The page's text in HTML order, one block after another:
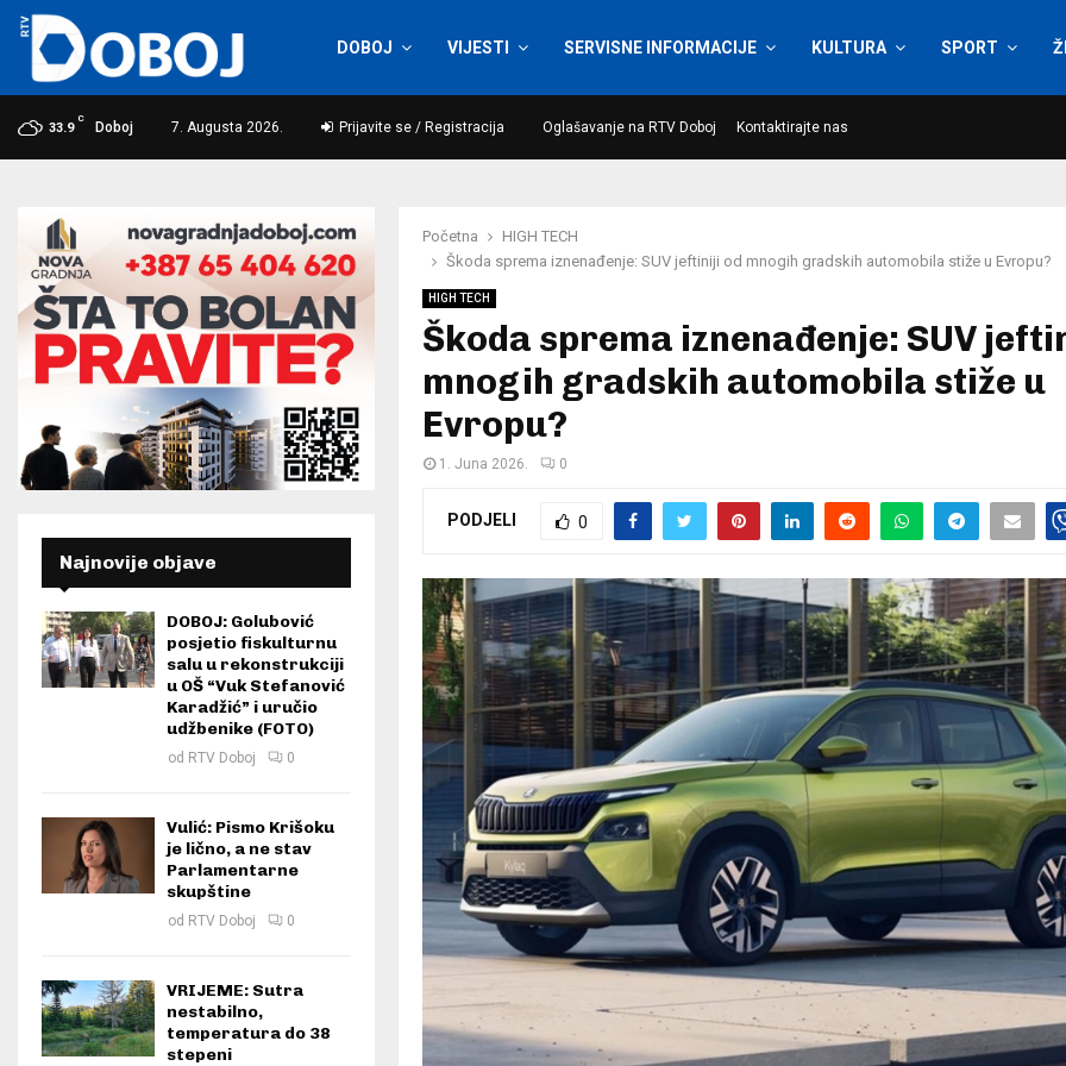
DOBOJ VIJESTI SERVISNE INFORMACIJE KULTURA SPORT
33.9
C
Doboj 7. Augusta 2026. Prijavite se / Registracija Oglašavanje na RTV Doboj Kontaktirajte nas
Početna
HIGH TECH
Škoda sprema iznenađenje: SUV jeftiniji od mnogih gradskih automobila stiže u Evropu?
HIGH TECH
Škoda sprema iznenađenje: SUV
mnogih gradskih automobila stiže u
Evropu?
1. Juna 2026. 0
PODJELI 0
Najnovije objave
DOBOJ: Golubović
posjetio fiskulturnu
salu u rekonstrukciji
u OŠ “Vuk Stefanović
Karadžić” i uručio
udžbenike (FOTO)
od RTV Doboj 0
Vulić: Pismo Krišoku
je lično, a ne stav
Parlamentarne
skupštine
od RTV Doboj 0
VRIJEME: Sutra
nestabilno,
temperatura do 38
stepeni